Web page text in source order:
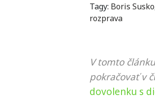
Tagy: Boris Susko
rozprava
V tomto
pokračovať v
dovolenku s